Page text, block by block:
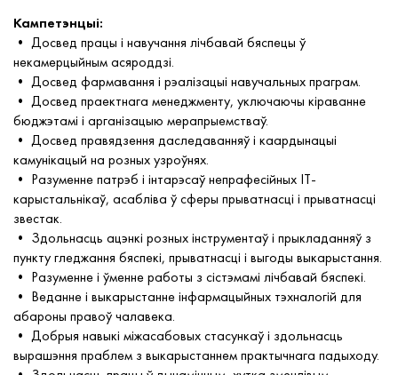
Кампетэнцыi:
• Досвед працы і навучання лічбавай бяспецы ў
некамерцыйным асяроддзі.
• Досвед фармавання і рэалізацыі навучальных праграм.
• Досвед праектнага менеджменту, уключаючы кіраванне
бюджэтамі і арганізацыю мерапрыемстваў.
• Досвед правядзення даследаванняў і каардынацыі
камунікацый на розных узроўнях.
• Разуменне патрэб і інтарэсаў непрафесійных IT-
карыстальнікаў, асабліва ў сферы прыватнасці і прыватнасці
звестак.
• Здольнасць ацэнкі розных інструментаў і прыкладанняў з
пункту гледжання бяспекі, прыватнасці і выгоды выкарыстання.
• Разуменне і ўменне работы з сістэмамі лічбавай бяспекі.
• Веданне і выкарыстанне інфармацыйных тэхналогій для
абароны правоў чалавека.
• Добрыя навыкі міжасабовых стасункаў і здольнасць
вырашэння праблем з выкарыстаннем практычнага падыходу.